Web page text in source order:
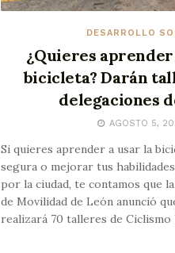
DESARROLLO
¿Quieres
bicicleta? Darán
delegaciones
AGOSTO 5,
Si quieres aprender a usar la
segura o mejorar tus
por la ciudad, te contamos que
de Movilidad de León anunció
realizará 70 talleres de Ciclismo